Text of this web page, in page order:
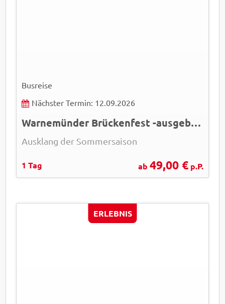
Busreise
Nächster Termin: 12.09.2026
Warnemünder Brückenfest -ausgebucht-
Ausklang der Sommersaison
1 Tag ab 49,00 €p.P.
ERLEBNIS